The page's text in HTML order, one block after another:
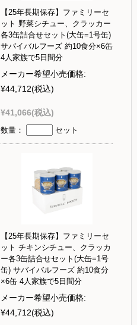
【25年長期保存】ファミリーセ
ット 野菜シチュー、クラッカー
各3缶詰合せセット(大缶=1号缶)
サバイバルフーズ 約10食分×6缶
4人家族で5日間分
メーカー希望小売価格:
¥44,712(税込)
¥41,066(税込)
数量： セット
【25年長期保存】ファミリーセ
ット チキンシチュー、クラッカ
ー各3缶詰合せセット(大缶=1号
缶) サバイバルフーズ 約10食分
×6缶 4人家族で5日間分
メーカー希望小売価格:
¥44,712(税込)